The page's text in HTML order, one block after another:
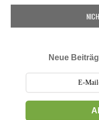
Neue